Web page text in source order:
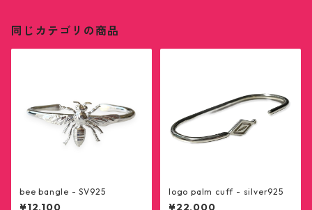
同じカテゴリの商品
bee bangle - SV925
¥12,100
logo palm cuff - silver925
¥22,000